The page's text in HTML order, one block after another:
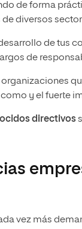
de forma
diversos
de tus
de
y el fuerte
directivos
vez más